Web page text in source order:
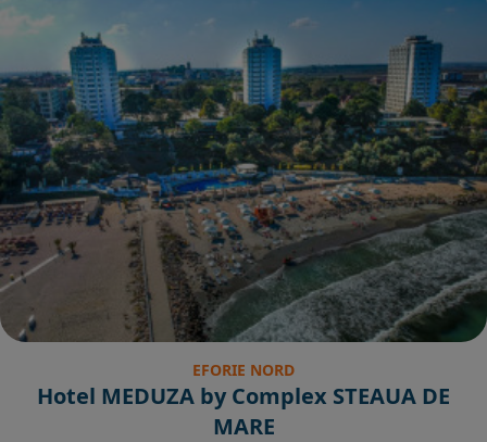
EFORIE NORD
Hotel MEDUZA by Complex STEAUA DE
MARE